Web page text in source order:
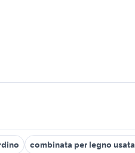
combinata per legno